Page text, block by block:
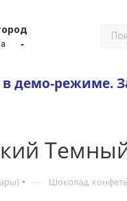
в демо-режиме.
— Шоколад,